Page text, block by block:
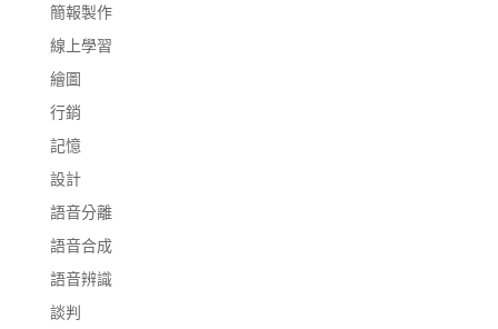
簡報製作
線上學習
繪圖
行銷
記憶
設計
語音分離
語音合成
語音辨識
談判